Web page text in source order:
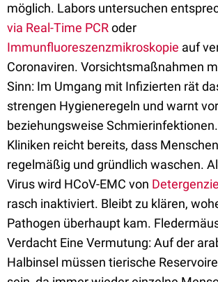
möglich. Labors untersuchen
via Real-Time PCRoder
Immunfluoreszenzmikroskopie auf
Coronaviren. Vorsichtsmaßnahmen
Sinn: Im Umgang mit Infizierten rät
strengen Hygieneregeln und warnt
beziehungsweise
Kliniken reicht bereits, dass
regelmäßig und gründlich waschen.
Virus wird HCoV-EMC von
rasch inaktiviert. Bleibt zu klären,
Pathogen überhaupt kam.
Verdacht Eine Vermutung: Auf der
Halbinsel müssen tierische